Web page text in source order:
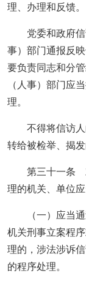
理、办理和反馈。
党委和政府
事）部门通报反
要负责同志和分
（人事）部门应
理。
不得将信访
转给被检举、揭
第三十一条
理的机关、单位
（一）应当
机关刑事立案程
理的，涉法涉诉
的程序处理。